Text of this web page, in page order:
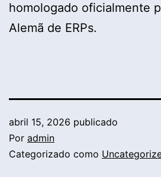
homologado oficialmente
Alemã de ERPs.
abril 15, 2026 publicado
Por admin
Categorizado como